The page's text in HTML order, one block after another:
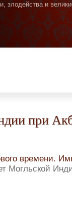
злодейства и
при
времени.
Могльской